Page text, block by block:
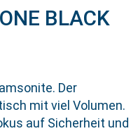
BLACK
Der
mit viel Volumen.
auf Sicherheit und